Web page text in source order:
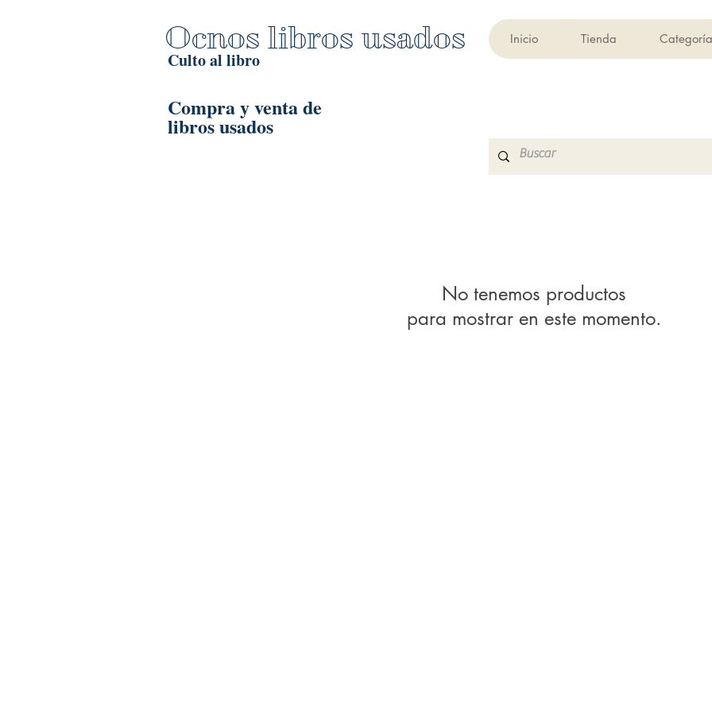
Culto al libro
Compra y venta de
libros usados
Ocnos libros usados Inicio Tienda
No tenemos productos
para mostrar en este momento.